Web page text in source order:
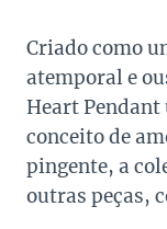
Criado como
atemporal e
Heart
conceito de
pingente, a
outras peças,